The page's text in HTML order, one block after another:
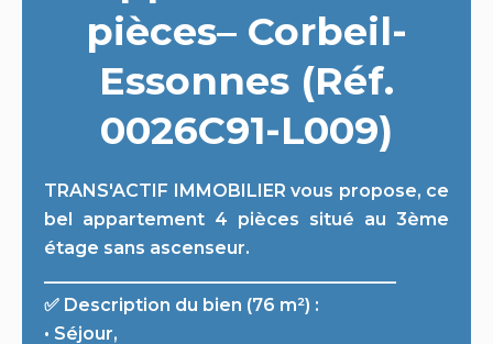
pièces– Corbeil-
Essonnes (Réf.
0026C91-L009)
TRANS'ACTIF IMMOBILIER vous propose, ce
bel appartement 4 pièces situé au 3ème
étage sans ascenseur.
________________________________________
✅ Description du bien (76 m²) :
• Séjour,